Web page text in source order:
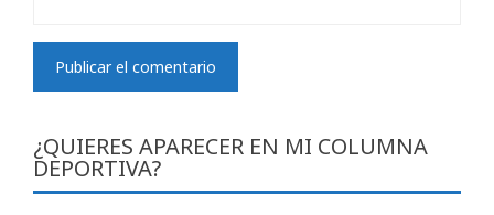
¿QUIERES APARECER EN MI COLUMNA
DEPORTIVA?